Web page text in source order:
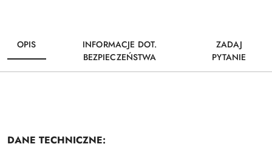
OPIS
INFORMACJE DOT.
BEZPIECZEŃSTWA
ZADAJ
PYTANIE
DANE TECHNICZNE: